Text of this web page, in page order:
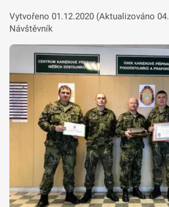
Vytvořeno 01.12.2020 (Aktualizováno
Návštěvník